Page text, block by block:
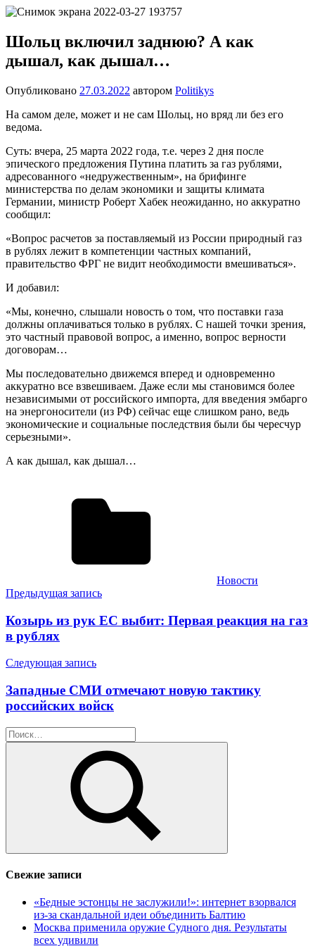
Перейти
содержимому
один
сайт
на
Шольц включил заднюю? А как
дышал, как дышал…
Опубликовано 27.03.2022 автором Politikys
На самом деле, может и не сам Шольц, но вряд ли без его
ведома.
Суть: вчера, 25 марта 2022 года, т.е. через 2 дня после
эпического предложения Путина платить за газ рублями,
адресованного «недружественным», на брифинге
министерства по делам экономики и защиты климата
Германии, министр Роберт Хабек неожиданно, но аккуратно
сообщил:
«Вопрос расчетов за поставляемый из России природный газ
в рублях лежит в компетенции частных компаний,
правительство ФРГ не видит необходимости вмешиваться».
И добавил:
«Мы, конечно, слышали новость о том, что поставки газа
должны оплачиваться только в рублях. С нашей точки зрения,
это частный правовой вопрос, а именно, вопрос верности
договорам…
Мы последовательно движемся вперед и одновременно
аккуратно все взвешиваем. Даже если мы становимся более
независимыми от российского импорта, для введения эмбарго
на энергоносители (из РФ) сейчас еще слишком рано, ведь
экономические и социальные последствия были бы чересчур
серьезными».
А как дышал, как дышал…
Новости
Навигация
по
записям
Предыдущая запись
Козырь из рук ЕС выбит: Первая реакция на газ
в рублях
Следующая запись
Западные СМИ отмечают новую тактику
российских войск
Найти:
Поиск
Свежие записи
«Бедные эстонцы не заслужили!»: интернет взорвался
из-за скандальной идеи объединить Балтию
Москва применила оружие Судного дня. Результаты
всех удивили